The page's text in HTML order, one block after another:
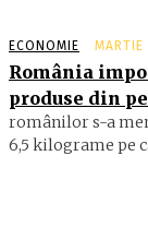
ECONOMIE
România
produse din
ro­mâ­nilor s-a
6,5 ki­lograme pe